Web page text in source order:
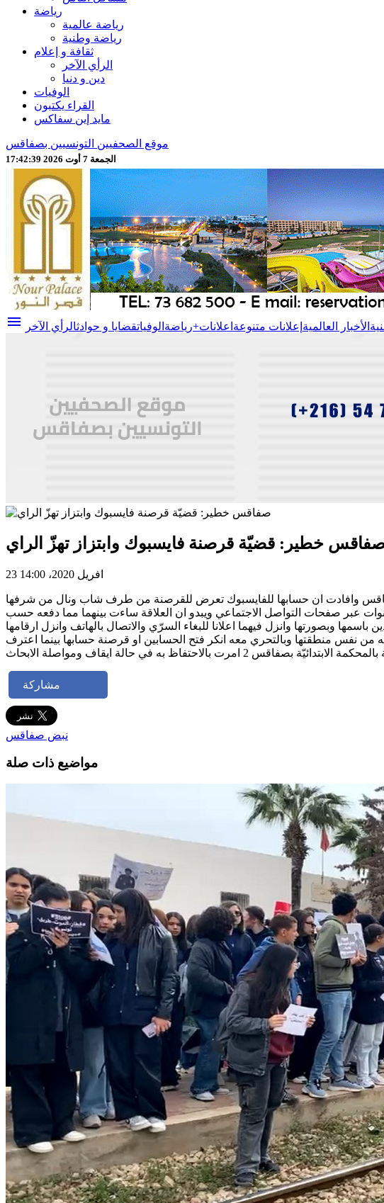
رياضة
رياضة عالمية
رياضة وطنية
ثقافة و إعلام
الرأي الآخر
دين و دنيا
الوفيات
القراء يكتبون
مايد إين سفاكس
موقع الصحفيين التونسيين بصفاقس
الجمعة 7 أوت 2026 17:42:41
menu الأخبار العالمية إعلانات متنوعة اعلانات+رياضة الوفياتقضايا و حوادثالرأي الآخر
خطير: قضيّة قرصنة فايسبوك وابتزاز تهزّ الراي
23 افريل 2020، 14:00
الوطني بصفاقس وافادت ان حسابها للفايسبوك تعرض للقرصنة من طرف شاب ونال من شرفها
عبر صفحات التواصل الاجتماعي ويبدو ان العلاقة ساءت بينهما مما دفعه حسب
وبصورتها وانزل فيهما اعلانا للبغاء السرّي والاتصال بالهاتف وانزل ارقامها
من نفس منطقتها وبالتحري معه انكر فتح الحسابين او قرصنة حسابها بينما اعترف
به في حالة ايقاف ومواصلة الابحاث
مشاركة
نبض صفاقس
مواضيع ذات صلة